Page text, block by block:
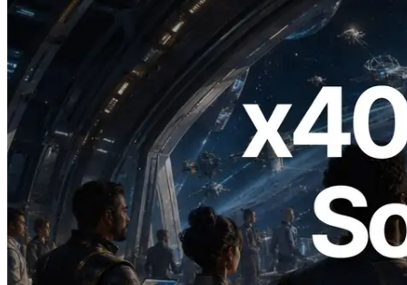
2026.07.04
ERPC x402 destekli Solana RPC'yi
yayınladı — AI agent'ların ihtiyaç
duydukları API'ler için anında ödeme
yaptığı dönem